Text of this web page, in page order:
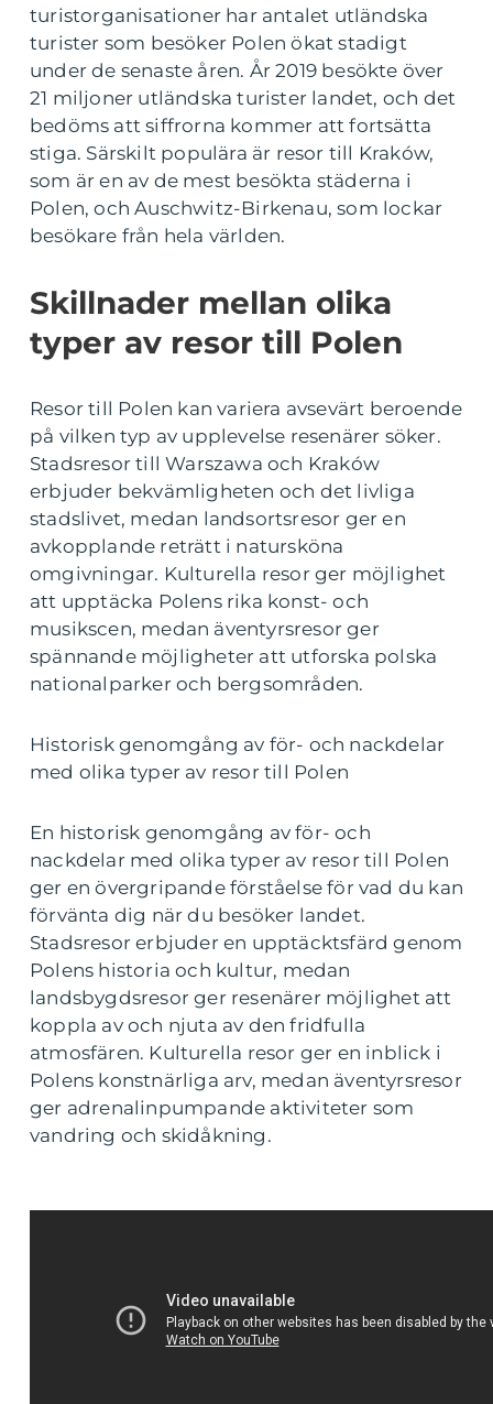
turistorganisationer har antalet utländska
turister som besöker Polen ökat stadigt
under de senaste åren. År 2019 besökte över
21 miljoner utländska turister landet, och det
bedöms att siffrorna kommer att fortsätta
stiga. Särskilt populära är resor till Kraków,
som är en av de mest besökta städerna i
Polen, och Auschwitz-Birkenau, som lockar
besökare från hela världen.
Skillnader mellan olika
typer av resor till Polen
Resor till Polen kan variera avsevärt beroende
på vilken typ av upplevelse resenärer söker.
Stadsresor till Warszawa och Kraków
erbjuder bekvämligheten och det livliga
stadslivet, medan landsortsresor ger en
avkopplande reträtt i natursköna
omgivningar. Kulturella resor ger möjlighet
att upptäcka Polens rika konst- och
musikscen, medan äventyrsresor ger
spännande möjligheter att utforska polska
nationalparker och bergsområden.
Historisk genomgång av för- och nackdelar
med olika typer av resor till Polen
En historisk genomgång av för- och
nackdelar med olika typer av resor till Polen
ger en övergripande förståelse för vad du kan
förvänta dig när du besöker landet.
Stadsresor erbjuder en upptäcktsfärd genom
Polens historia och kultur, medan
landsbygdsresor ger resenärer möjlighet att
koppla av och njuta av den fridfulla
atmosfären. Kulturella resor ger en inblick i
Polens konstnärliga arv, medan äventyrsresor
ger adrenalinpumpande aktiviteter som
vandring och skidåkning.